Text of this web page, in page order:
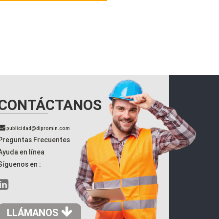
publicidad@dipromin.com
Frecuentes
en línea
en :
LLÁMANOS